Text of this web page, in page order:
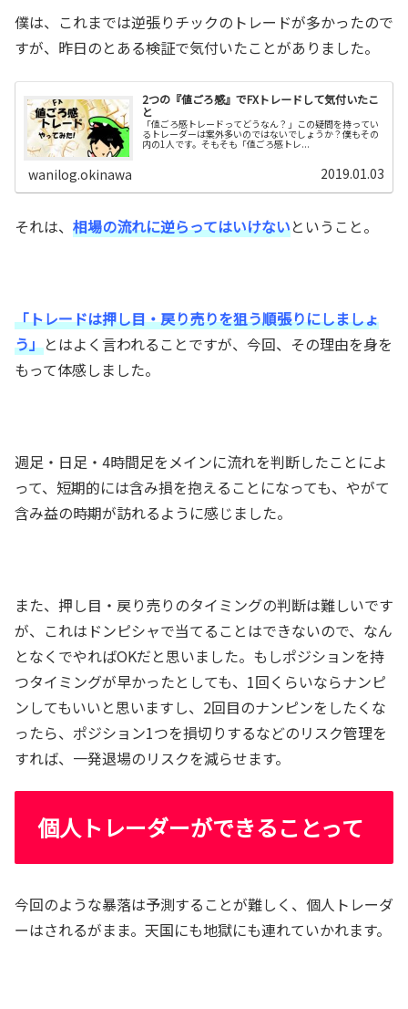
僕は、これまでは逆張りチックのトレードが多かったので
すが、昨日のとある検証で気付いたことがありました。
2つの『値ごろ感』でFXトレードして気付いたこ
と
「値ごろ感トレードってどうなん？」この疑問を持ってい
るトレーダーは案外多いのではないでしょうか？僕もその
内の1人です。そもそも「値ごろ感トレ...
wanilog.okinawa 2019.01.03
それは、 相場の流れに逆らってはいけないということ。
「トレードは押し目・戻り売りを狙う順張りにしましょ
う」とはよく言われることですが、今回、その理由を身を
もって体感しました。
週足・日足・4時間足をメインに流れを判断したことによ
って、短期的には含み損を抱えることになっても、やがて
含み益の時期が訪れるように感じました。
また、押し目・戻り売りのタイミングの判断は難しいです
が、これはドンピシャで当てることはできないので、なん
となくでやればOKだと思いました。もしポジションを持
つタイミングが早かったとしても、1回くらいならナンピ
ンしてもいいと思いますし、2回目のナンピンをしたくな
ったら、ポジション1つを損切りするなどのリスク管理を
すれば、一発退場のリスクを減らせます。
個人トレーダーができることって
今回のような暴落は予測することが難しく、個人トレーダ
ーはされるがまま。天国にも地獄にも連れていかれます。